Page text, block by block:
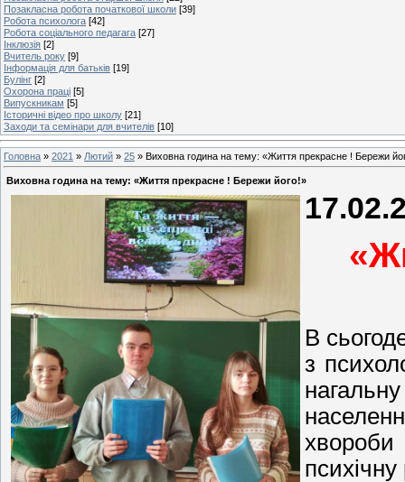
Позакласна робота початкової школи [39]
Робота психолога [42]
Робота соціального педагага [27]
Інклюзія [2]
Вчитель року [9]
Інформація для батьків [19]
Булінг [2]
Охорона праці [5]
Випускникам [5]
Історичні відео про школу [21]
Заходи та семінари для вчителів [10]
Головна » 2021 » Лютий » 25 » Виховна година на тему: «Життя прекрасне ! Бережи
Виховна година на тему: «Життя прекрасне ! Бережи його!»
В
з